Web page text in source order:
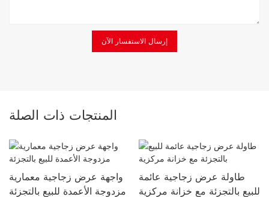
إرسال الاستفسار الآن
المنتجات ذات الصلة
واجهة عرض زجاجية معمارية
مزدوجة الأعمدة للبيع بالتجزئة
طاولة عرض زجاجية عائمة
للبيع بالتجزئة مع خزانة مركزية